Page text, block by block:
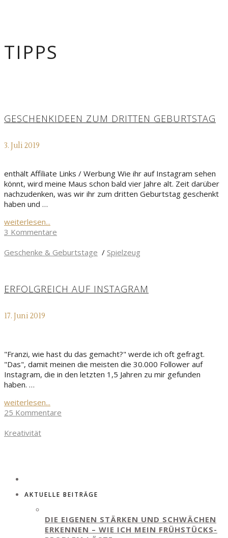
TIPPS
GESCHENKIDEEN ZUM DRITTEN GEBURTSTAG
3. Juli 2019
enthält Affiliate Links / Werbung Wie ihr auf Instagram sehen
könnt, wird meine Maus schon bald vier Jahre alt. Zeit darüber
nachzudenken, was wir ihr zum dritten Geburtstag geschenkt
haben und …
weiterlesen...
3 Kommentare
Geschenke & Geburtstage / Spielzeug
ERFOLGREICH AUF INSTAGRAM
17. Juni 2019
"Franzi, wie hast du das gemacht?" werde ich oft gefragt.
"Das", damit meinen die meisten die 30.000 Follower auf
Instagram, die in den letzten 1,5 Jahren zu mir gefunden
haben. …
weiterlesen...
25 Kommentare
Kreativität
AKTUELLE BEITRÄGE
DIE EIGENEN STÄRKEN UND SCHWÄCHEN
ERKENNEN – WIE ICH MEIN FRÜHSTÜCKS-